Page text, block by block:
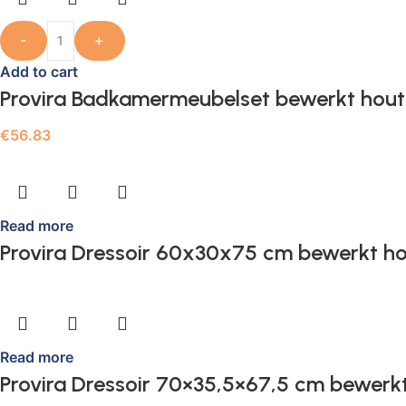
-
+
Add to cart
Provira Badkamermeubelset bewerkt
€56.83
Read more
Provira Dressoir 60x30x75 cm bewerkt
Read more
Provira Dressoir 70×35,5×67,5 cm